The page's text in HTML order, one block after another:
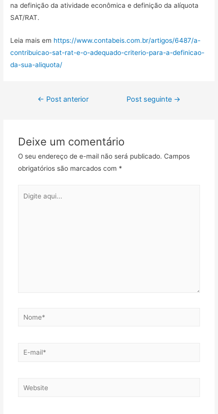
na definição da atividade econômica e definição da alíquota
SAT/RAT.
Leia mais em https://www.contabeis.com.br/artigos/6487/a-
contribuicao-sat-rat-e-o-adequado-criterio-para-a-definicao-
da-sua-aliquota/
← Post anterior Post seguinte →
Deixe um comentário
O seu endereço de e-mail não será publicado. Campos
obrigatórios são marcados com *